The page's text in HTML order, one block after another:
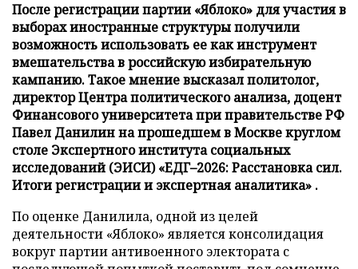
После регистрации партии «Яблоко» для участия в
выборах иностранные структуры получили
возможность использовать ее как инструмент
вмешательства в российскую избирательную
кампанию. Такое мнение высказал политолог,
директор Центра политического анализа, доцент
Финансового университета при правительстве РФ
Павел Данилин на прошедшем в Москве круглом
столе Экспертного института социальных
исследований (ЭИСИ) «ЕДГ–2026: Расстановка сил.
Итоги регистрации и экспертная аналитика» .
По оценке Данилила, одной из целей
деятельности «Яблоко» является консолидация
вокруг партии антивоенного электората с